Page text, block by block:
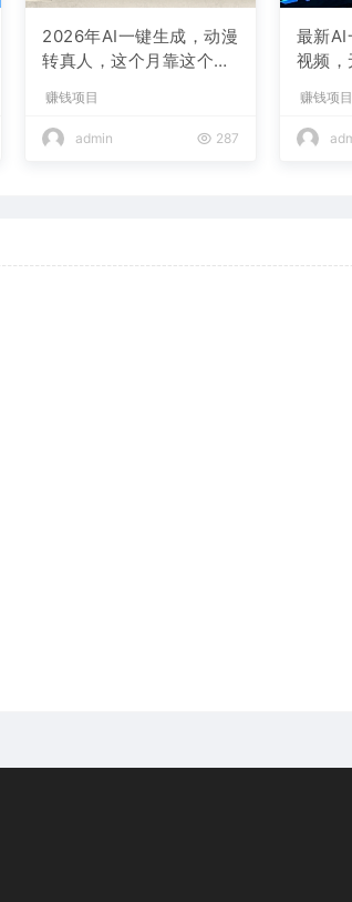
2026年AI一键生成，动漫
转真人，这个月靠这个AI
赚钱项目
admin 287
最新AI
视频，
现日入
赚钱项目